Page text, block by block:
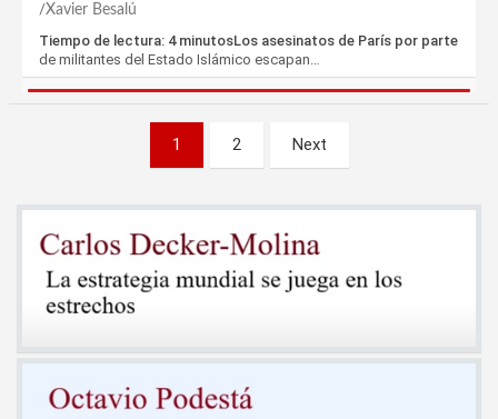
Xavier Besalú
Tiempo de lectura: 4 minutosLos asesinatos de París por parte
de militantes del Estado Islámico escapan…
entradas
1 2 Next